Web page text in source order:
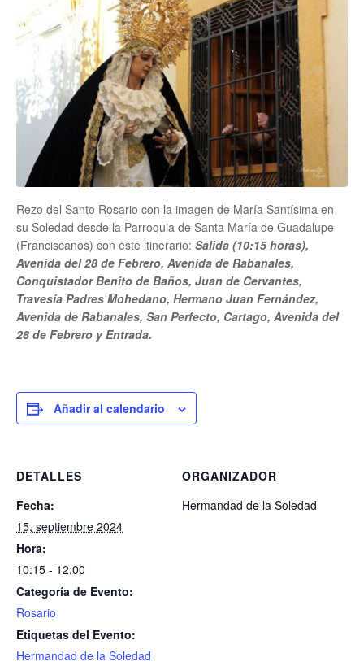
Rezo del Santo Rosario con la imagen de María Santísima en
su Soledad desde la Parroquia de Santa María de Guadalupe
(Franciscanos) con este itinerario: Salida (10:15 horas),
Avenida del 28 de Febrero, Avenida de Rabanales,
Conquistador Benito de Baños, Juan de Cervantes,
Travesía Padres Mohedano, Hermano Juan Fernández,
Avenida de Rabanales, San Perfecto, Cartago, Avenida del
28 de Febrero y Entrada.
Añadir al calendario
DETALLES
Fecha:
15, septiembre 2024
Hora:
10:15 - 12:00
Categoría de Evento:
Rosario
Etiquetas del Evento:
Hermandad de la Soledad
ORGANIZADOR
Hermandad de la Soledad